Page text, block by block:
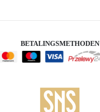
BETALINGSMETHODEN